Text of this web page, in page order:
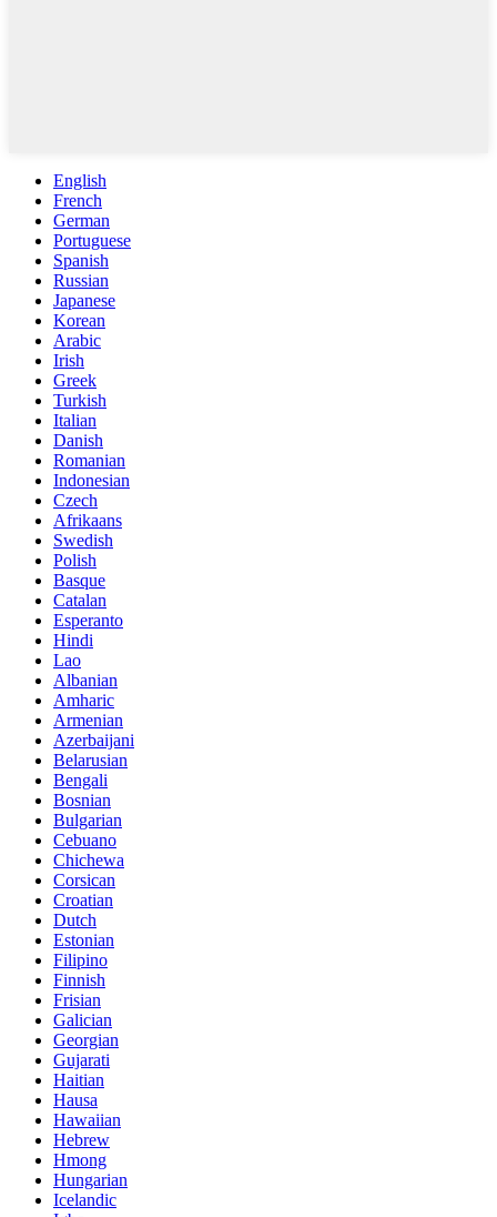
English
French
German
Portuguese
Spanish
Russian
Japanese
Korean
Arabic
Irish
Greek
Turkish
Italian
Danish
Romanian
Indonesian
Czech
Afrikaans
Swedish
Polish
Basque
Catalan
Esperanto
Hindi
Lao
Albanian
Amharic
Armenian
Azerbaijani
Belarusian
Bengali
Bosnian
Bulgarian
Cebuano
Chichewa
Corsican
Croatian
Dutch
Estonian
Filipino
Finnish
Frisian
Galician
Georgian
Gujarati
Haitian
Hausa
Hawaiian
Hebrew
Hmong
Hungarian
Icelandic